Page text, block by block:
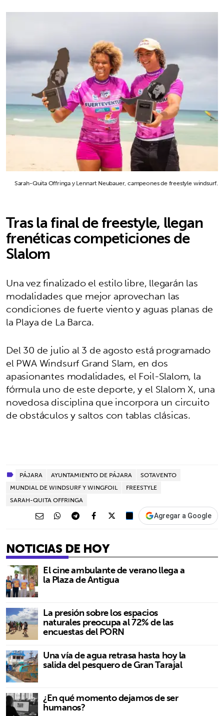
Sarah-Quita Offringa y Lennart Neubauer, campeones de freestyle windsurf.
Tras la final de freestyle, llegan
frenéticas competiciones de
Slalom
Una vez finalizado el estilo libre, llegarán las
modalidades que mejor aprovechan las
condiciones de fuerte viento y aguas planas de
la Playa de La Barca.
Del 30 de julio al 3 de agosto está programado
el PWA Windsurf Grand Slam, en dos
apasionantes modalidades, el Foil-Slalom, la
fórmula uno de este deporte, y el Slalom X, una
novedosa disciplina que incorpora un circuito
de obstáculos y saltos con tablas clásicas.
PÁJARA AYUNTAMIENTO DE PÁJARA
SOTAVENTO
MUNDIAL DE WINDSURF Y WINGFOIL
FREESTYLE
SARAH-QUITA OFFRINGA
Agregar a Google
NOTICIAS DE HOY
El cine ambulante de verano llega a
la Plaza de Antigua
La presión sobre los espacios
naturales preocupa al 72% de las
encuestas del PORN
Una vía de agua retrasa hasta hoy la
salida del pesquero de Gran Tarajal
¿En qué momento dejamos de ser
humanos?